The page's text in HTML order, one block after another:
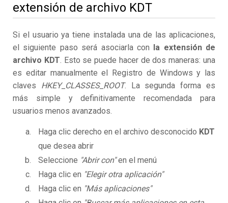
extensión de archivo KDT
Si el usuario ya tiene instalada una de las aplicaciones,
el siguiente paso será asociarla con la extensión de
archivo KDT. Esto se puede hacer de dos maneras: una
es editar manualmente el Registro de Windows y las
claves HKEY_CLASSES_ROOT. La segunda forma es
más simple y definitivamente recomendada para
usuarios menos avanzados.
Haga clic derecho en el archivo desconocido KDT
que desea abrir
Seleccione "Abrir con"en el menú
Haga clic en "Elegir otra aplicación"
Haga clic en "Más aplicaciones"